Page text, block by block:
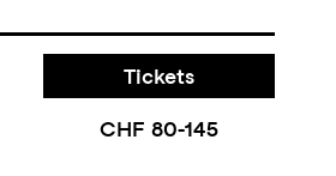
Tickets
CHF 80-145